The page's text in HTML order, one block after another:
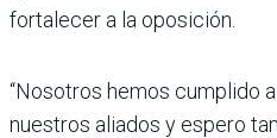
fortalecer a la oposición.
“Nosotros hemos cumplido
nuestros aliados y espero